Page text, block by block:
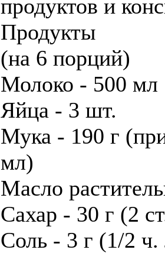
продуктов и
Продукты
(на 6 порций)
Молоко - 500 мл
Яйца - 3 шт.
Мука - 190 г
мл)
Масло
Сахар - 30 г (2
Соль - 3 г (1/2